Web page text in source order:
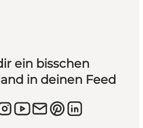
ein bisschen
in deinen Feed